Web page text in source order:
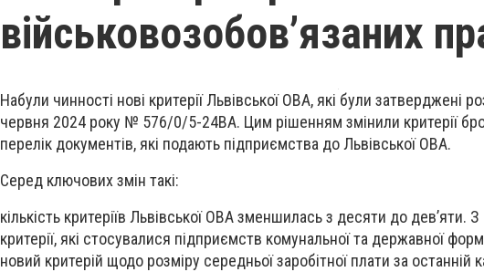
військовозобов’язаних
Набули чинності нові критерії Львівської ОВА, які були затверджені
червня 2024 року № 576/0/5-24ВА. Цим рішенням змінили критерії
перелік документів, які подають підприємства до Львівської ОВА.
Серед ключових змін такі:
кількість критеріїв Львівської ОВА зменшилась з десяти до дев’яти.
критерії, які стосувалися підприємств комунальної та державної
новий критерій щодо розміру середньої заробітної плати за останній